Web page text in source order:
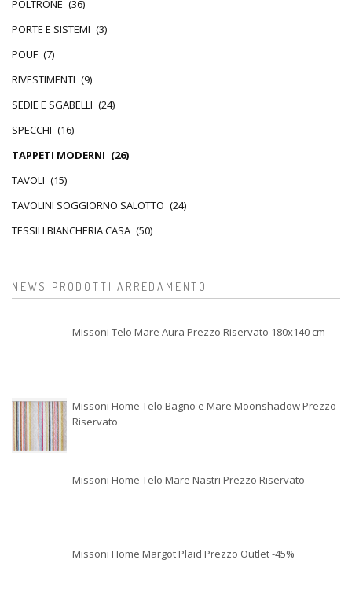
POLTRONE (36)
PORTE E SISTEMI (3)
POUF (7)
RIVESTIMENTI (9)
SEDIE E SGABELLI (24)
SPECCHI (16)
TAPPETI MODERNI (26)
TAVOLI (15)
TAVOLINI SOGGIORNO SALOTTO (24)
TESSILI BIANCHERIA CASA (50)
NEWS PRODOTTI ARREDAMENTO
Missoni Telo Mare Aura Prezzo Riservato 180x140 cm
Missoni Home Telo Bagno e Mare Moonshadow Prezzo
Riservato
Missoni Home Telo Mare Nastri Prezzo Riservato
Missoni Home Margot Plaid Prezzo Outlet -45%